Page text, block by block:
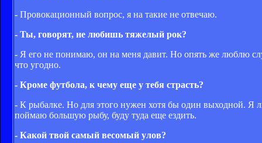
- Провокационный вопрос, я на такие не отвечаю.
- Ты, говорят, не любишь тяжелый рок?
- Я его не понимаю, он на меня давит. Но опять же люблю
что угодно.
- Кроме футбола, к чему еще у тебя страсть?
- К рыбалке. Но для этого нужен хотя бы один выходной. Я
поймаю большую рыбу, буду туда еще ездить.
- Какой твой самый весомый улов?